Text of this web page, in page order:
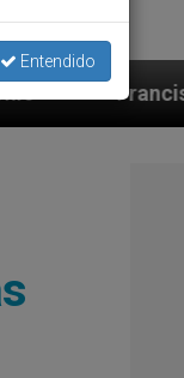
piden
Entendido